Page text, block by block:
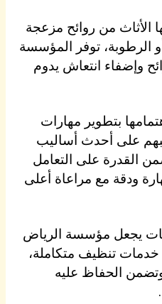
الأثاث من روائح مزعجة
الرطوبة، توفر المؤسسة
وإضفاء انتعاش يدوم
بتطوير مهارات
على أحدث أساليب
القدرة على التعامل
ودقة مع مراعاة أعلى
يجعل مؤسسة الرياض
تنظيف متكاملة،
وتضمن الحفاظ عليه